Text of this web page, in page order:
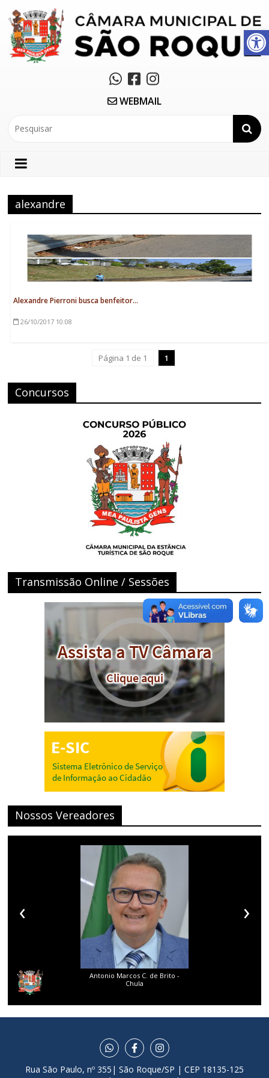
Abrir a barra de ferramentas
WEBMAIL
alexandre
Alexandre Pierroni busca benfeitor...
26/10/2017 10:08
Página 1 de 1 1
Concursos
Transmissão Online / Sessões
Nossos Vereadores
Antonio Marcos C. de Brito -
Chula
‹ ›
Rua São Paulo, nº 355| São Roque/SP | CEP 18135-125